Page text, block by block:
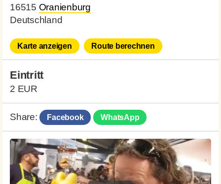
16515 Oranienburg
Deutschland
Karte anzeigen Route berechnen
Eintritt
2 EUR
Share: Facebook WhatsApp